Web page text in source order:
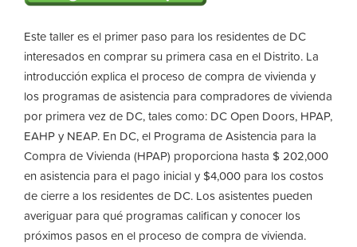
Este taller es el primer paso para los residentes de DC
interesados ​​en comprar su primera casa en el Distrito. La
introducción explica el proceso de compra de vivienda y
los programas de asistencia para compradores de vivienda
por primera vez de DC, tales como: DC Open Doors, HPAP,
EAHP y NEAP. En DC, el Programa de Asistencia para la
Compra de Vivienda (HPAP) proporciona hasta $ 202,000
en asistencia para el pago inicial y $4,000 para los costos
de cierre a los residentes de DC. Los asistentes pueden
averiguar para qué programas califican y conocer los
próximos pasos en el proceso de compra de vivienda.